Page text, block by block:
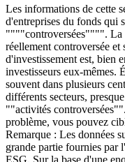
Les informations de cette
d'entreprises du fonds qui
""""controversées"""". La
réellement controversée
d'investissement est, bien
investisseurs eux-mêmes.
souvent dans plusieurs
différents secteurs,
""activités
problème, vous pouvez
Remarque : Les données
grande partie fournies par
ESG. Sur la base d'une